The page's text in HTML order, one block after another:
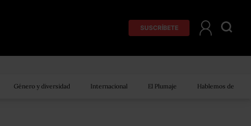
SUSCRÍBETE
Género y diversidad Internacional El Plumaje Hablemos de